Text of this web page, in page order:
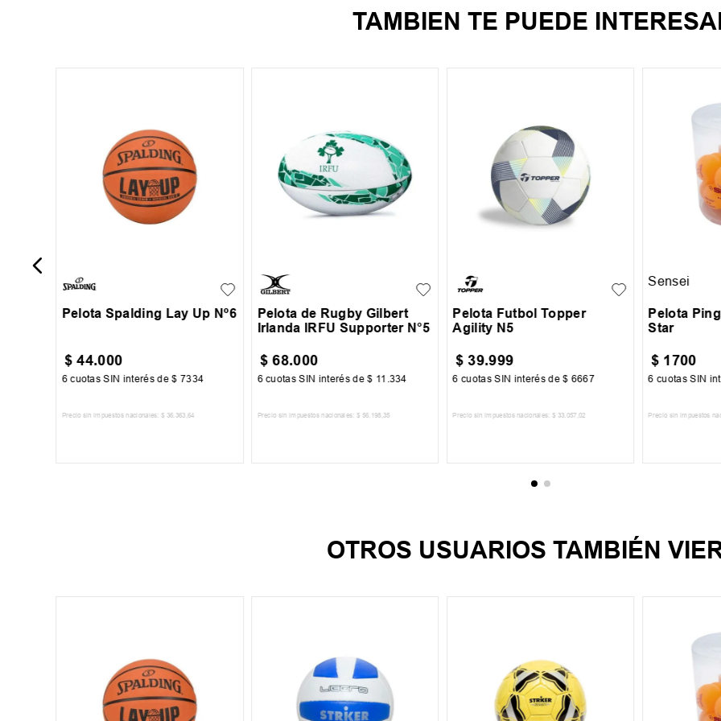
TAMBIEN TE PUEDE
Pelota Spalding Lay Up Nº6
$ 44.000
6 cuotas SIN interés de$ 7334
Precio sin impuestos nacionales: $ 36 363 ,64
Pelota de Rugby Gilbert
Irlanda IRFU Supporter N°5
$ 68.000
6 cuotas SIN interés de$ 11 .334
Precio sin impuestos nacionales: $ 56 198 ,35
Pelota Futbol Topper
Agility N5
$ 39.999
6 cuotas SIN interés de$ 6667
Precio sin impuestos nacionales: $ 33 057 ,02
Sensei
Pelota
Star
$ 1700
6 cuotas SIN
Precio sin impuestos
OTROS USUARIOS TAMBIÉN